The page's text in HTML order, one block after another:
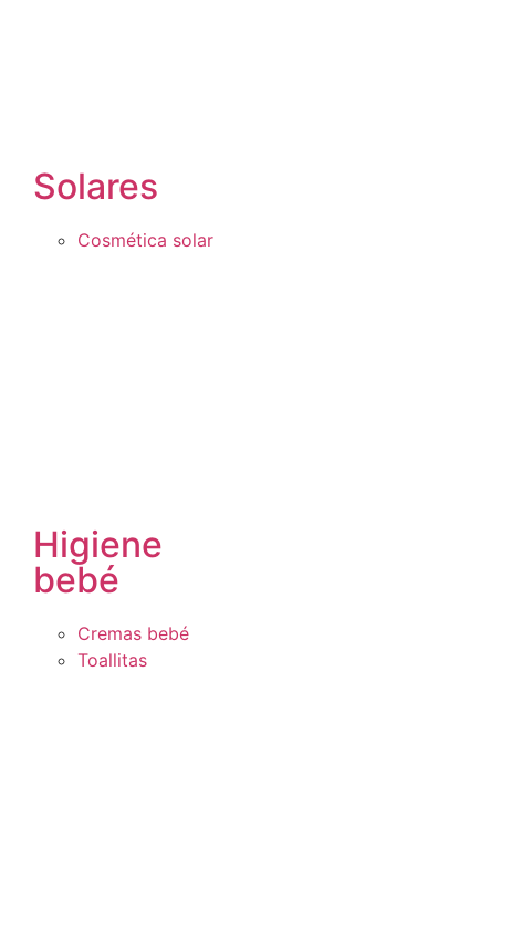
Solares
Cosmética solar
Higiene
bebé
Cremas bebé
Toallitas